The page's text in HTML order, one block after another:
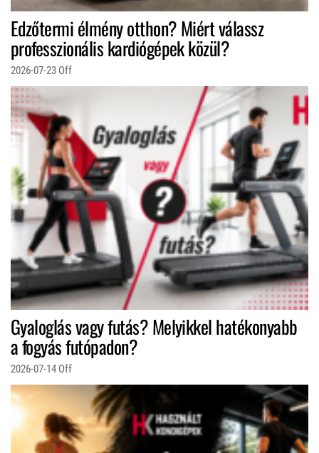
Edzőtermi élmény otthon? Miért válassz
professzionális kardiógépek közül?
2026-07-23 Off
Gyaloglás vagy futás? Melyikkel hatékonyabb
a fogyás futópadon?
2026-07-14 Off